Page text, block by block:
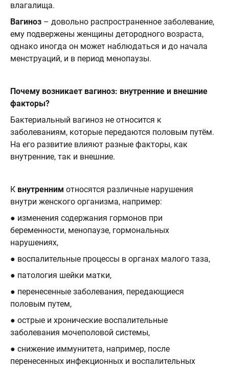
влагалища.
Вагиноз – довольно распространенное заболевание,
ему подвержены женщины детородного возраста,
однако иногда он может наблюдаться и до начала
менструаций, и в период менопаузы.
Почему возникает вагиноз: внутренние и внешние
факторы?
Бактериальный вагиноз не относится к
заболеваниям, которые передаются половым путём.
На его развитие влияют разные факторы, как
внутренние, так и внешние.
К внутренним относятся различные нарушения
внутри женского организма, например:
● изменения содержания гормонов при
беременности, менопаузе, гормональных
нарушениях,
● воспалительные процессы в органах малого таза,
● патология шейки матки,
● перенесенные заболевания, передающиеся
половым путем,
● острые и хронические воспалительные
заболевания мочеполовой системы,
● снижение иммунитета, например, после
перенесенных инфекционных и воспалительных